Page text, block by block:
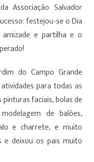
Associação Salvador
festejou-se o Dia
e partilha e o
do Campo Grande
para todas as
pinturas faciais, bolas de
de balões,
e charrete, e muito
e deixou os pais muito